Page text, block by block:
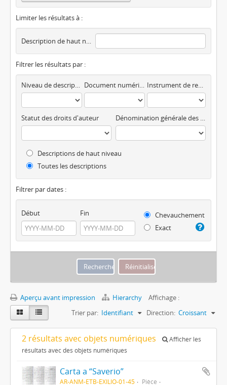
Limiter les résultats à :
Description de haut niveau
Filtrer les résultats par :
Niveau de description Document numérique disponible Instrument de recherche
Statut des droits d'auteur Dénomination générale des documents
Descriptions de haut niveau
Toutes les descriptions
Filtrer par dates :
Début Fin
Chevauchement
Exact
Aperçu avant impression Hierarchy
Affichage :
Trier par: Identifiant Direction: Croissant
2 résultats avec objets numériques
Afficher les
résultats avec des objets numériques
Carta a “Saverio”
AR-ANM-ETB-EXILIO-01-45 Pièce